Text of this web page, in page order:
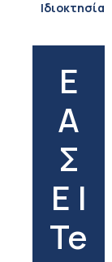
Ιδιοκτησία
Ε
Α
Σ
Ε |
Te